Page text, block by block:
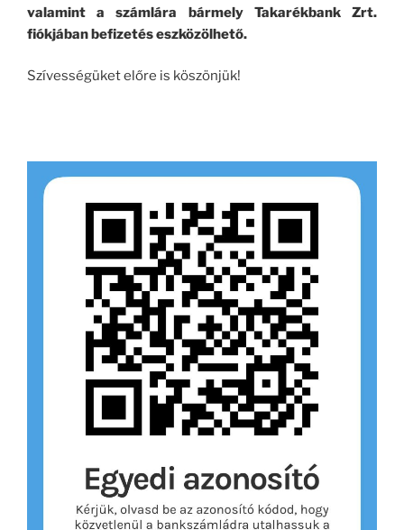
valamint a számlára bármely Takarékbank Zrt.
fiókjában befizetés eszközölhető.
Szívességüket előre is köszönjük!